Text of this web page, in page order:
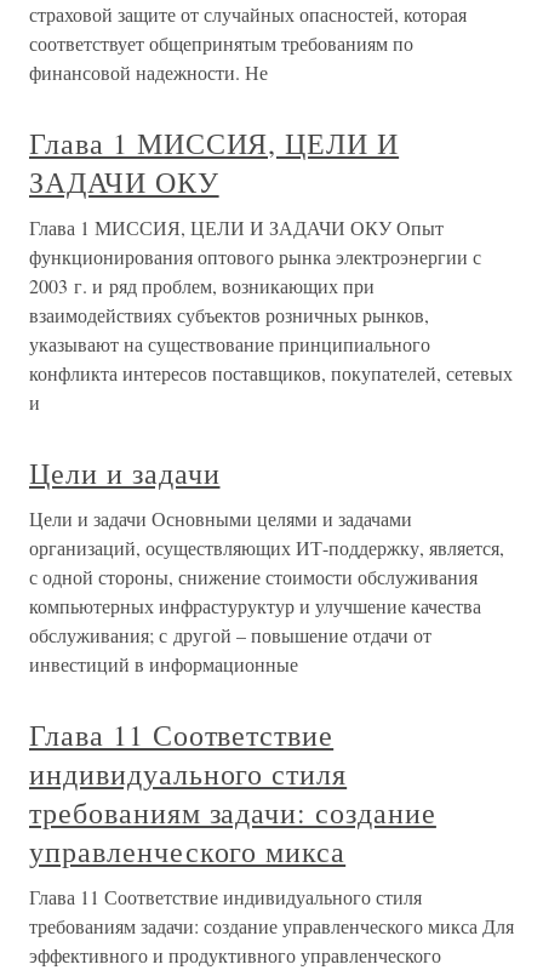
страховой защите от случайных опасностей, которая
соответствует общепринятым требованиям по
финансовой надежности. Не
Глава 1 МИССИЯ, ЦЕЛИ И
ЗАДАЧИ ОКУ
Глава 1 МИССИЯ, ЦЕЛИ И ЗАДАЧИ ОКУ Опыт
функционирования оптового рынка электроэнергии с
2003 г. и ряд проблем, возникающих при
взаимодействиях субъектов розничных рынков,
указывают на существование принципиального
конфликта интересов поставщиков, покупателей, сетевых
и
Цели и задачи
Цели и задачи Основными целями и задачами
организаций, осуществляющих ИТ-поддержку, является,
с одной стороны, снижение стоимости обслуживания
компьютерных инфрастуруктур и улучшение качества
обслуживания; с другой – повышение отдачи от
инвестиций в информационные
Глава 11 Соответствие
индивидуального стиля
требованиям задачи: создание
управленческого микса
Глава 11 Соответствие индивидуального стиля
требованиям задачи: создание управленческого микса Для
эффективного и продуктивного управленческого